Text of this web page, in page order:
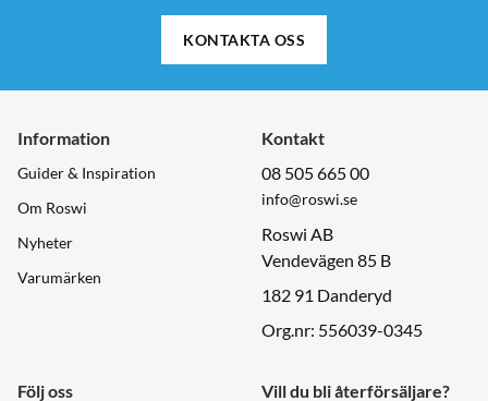
KONTAKTA OSS
Information
Guider & Inspiration
Om Roswi
Nyheter
Varumärken
Kontakt
08 505 665 00
info@roswi.se
Roswi AB
Vendevägen 85 B
182 91 Danderyd
Org.nr: 556039-0345
Följ oss Vill du bli återförsäljare?